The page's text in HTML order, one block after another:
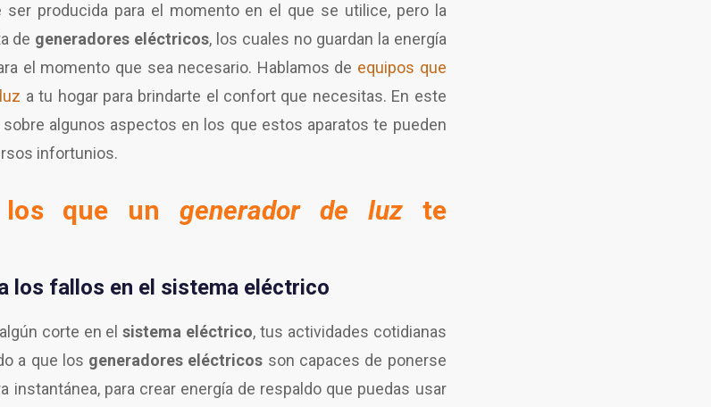
ser producida para el momento en el que se utilice, pero la
de generadores eléctricos, los cuales no guardan la energía
el momento que sea necesario. Hablamos de equipos que
a tu hogar para brindarte el confort que necesitas. En este
algunos aspectos en los que estos aparatos te pueden
infortunios.
los que un generador de luzte
los fallos en el sistema eléctrico
corte en elsistema eléctrico, tus actividades cotidianas
a que los generadores eléctricos son capaces de ponerse
instantánea, para crear energía de respaldo que puedas usar